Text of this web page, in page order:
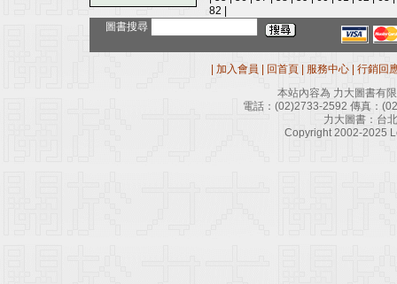
82
圖書搜尋
加入會員 回首頁 服務中心
行銷回
本站內容為 力大圖書有
電話： (02)2733-2592 傳真：
力大圖書：台
Copyright 2002-2025